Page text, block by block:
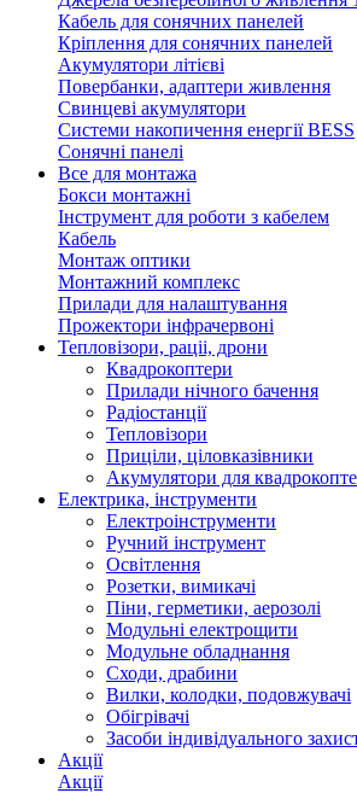
Кабель для сонячних панелей
Кріплення для сонячних панелей
Акумулятори літієві
Повербанки, адаптери живлення
Свинцеві акумулятори
Системи накопичення енергії BESS
Сонячні панелі
Все для монтажа
Бокси монтажні
Інструмент для роботи з кабелем
Кабель
Монтаж оптики
Монтажний комплекс
Прилади для налаштування
Прожектори інфрачервоні
Тепловізори, раціі, дрони
Квадрокоптери
Прилади нічного бачення
Радіостанції
Тепловізори
Приціли, ціловказівники
Акумулятори для
Електрика, інструменти
Електроінструменти
Ручний інструмент
Освітлення
Розетки, вимикачі
Піни, герметики, аерозолі
Модульні електрощити
Модульне обладнання
Сходи, драбини
Вилки, колодки, подовжувачі
Обігрівачі
Засоби індивідуального
Акції
Акції